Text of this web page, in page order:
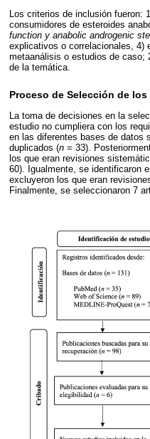
Los criterios de inclusión fueron:
consumidores de esteroides
function y anabolic androgenic
explicativos o correlacionales, 4)
metaanálisis o estudios de caso;
de la temática.
Proceso de Selección de
La toma de decisiones en la
estudio no cumpliera con los
en las diferentes bases de datos
duplicados (n = 33).
los que eran revisiones
60). Igualmente, se identificaron
excluyeron los que eran
Finalmente, se seleccionaron 7